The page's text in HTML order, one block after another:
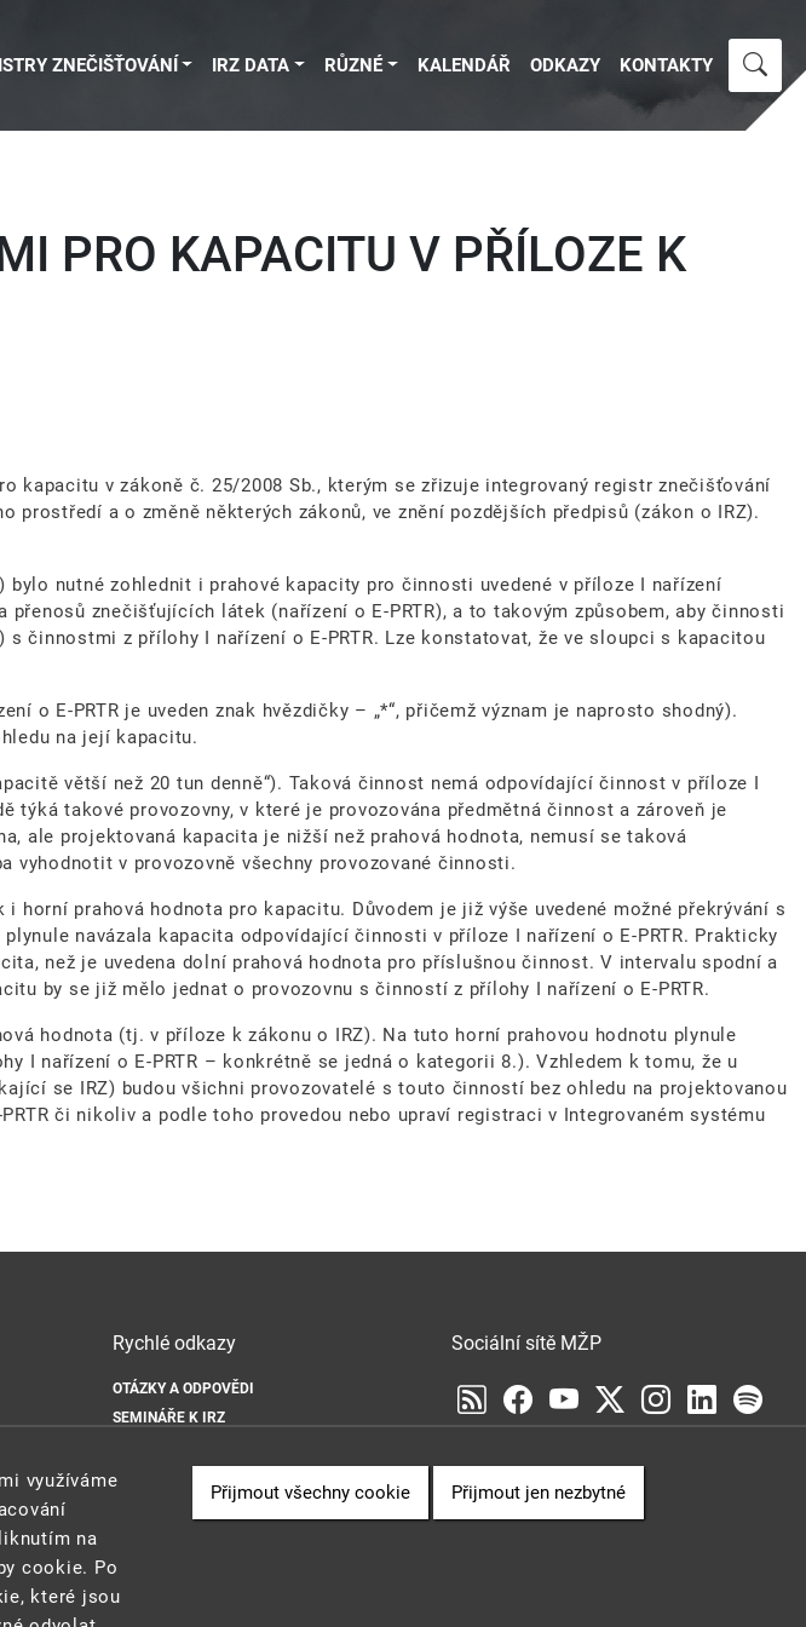
ZNEČIŠŤOVÁNÍ IRZ DATA RŮZNÉ KALENDÁŘ ODKAZY KONTAKTY
PRO KAPACITU V PŘÍLOZE K
v zákoně č. 25/2008 Sb., kterým se zřizuje integrovaný registr znečišťování
a o změně některých zákonů, ve znění pozdějších předpisů (zákon o IRZ).
nutné zohlednit i prahové kapacity pro činnosti uvedené v příloze I nařízení
znečišťujících látek (nařízení o E-PRTR), a to takovým způsobem, aby činnosti
činnostmi z přílohy I nařízení o E-PRTR. Lze konstatovat, že ve sloupci s kapacitou
o E-PRTR je uveden znak hvězdičky – „*“, přičemž význam je naprosto shodný).
na její kapacitu.
větší než 20 tun denně“). Taková činnost nemá odpovídající činnost v příloze I
týká takové provozovny, v které je provozována předmětná činnost a zároveň je
ale projektovaná kapacita je nižší než prahová hodnota, nemusí se taková
vyhodnotit v provozovně všechny provozované činnosti.
prahová hodnota pro kapacitu. Důvodem je již výše uvedené možné překrývání s
navázala kapacita odpovídající činnosti v příloze I nařízení o E-PRTR. Prakticky
než je uvedena dolní prahová hodnota pro příslušnou činnost. V intervalu spodní a
by se již mělo jednat o provozovnu s činností z přílohy I nařízení o E-PRTR.
hodnota (tj. v příloze k zákonu o IRZ). Na tuto horní prahovou hodnotu plynule
I nařízení o E-PRTR – konkrétně se jedná o kategorii 8.). Vzhledem k tomu, že u
se IRZ) budou všichni provozovatelé s touto činností bez ohledu na projektovanou
či nikoliv a podle toho provedou nebo upraví registraci v Integrovaném systému
Rychlé odkazy
OTÁZKY A ODPOVĚDI
SEMINÁŘE K IRZ
IS INTEGROVANÉ PREVENCE
Sociální sítě MŽP
Sociální sítě Cenia
využíváme
na
cookie. Po
které jsou
Přijmout všechny cookie Přijmout jen nezbytné